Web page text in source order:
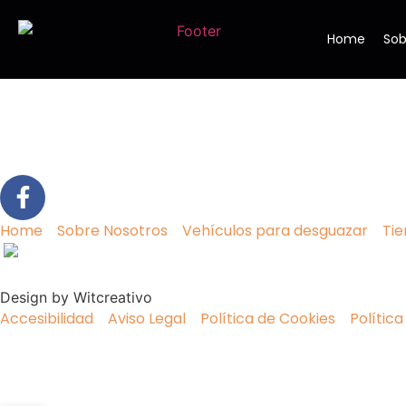
Home
Home Sobre Nosotros Vehículos para desguazar
Design by Witcreativo
Accesibilidad Aviso Legal Política de Cookies